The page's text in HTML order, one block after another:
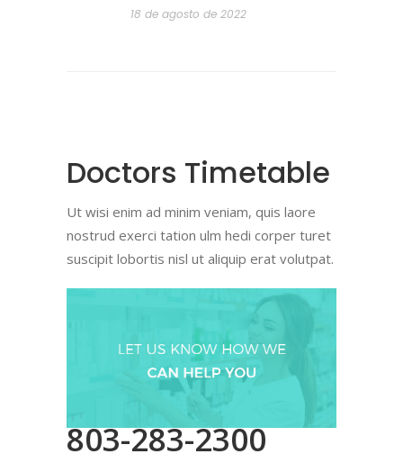
18 de agosto de 2022
Doctors Timetable
Ut wisi enim ad minim veniam, quis laore
nostrud exerci tation ulm hedi corper turet
suscipit lobortis nisl ut aliquip erat volutpat.
803-283-2300